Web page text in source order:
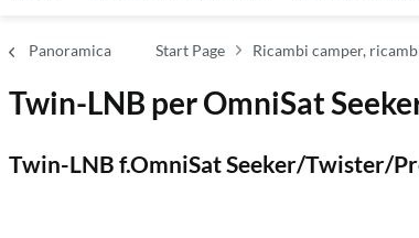
Panoramica Start Page Ricambi camper,
Twin-LNB per OmniSat
Twin-LNB f.OmniSat Seeker/Twister/